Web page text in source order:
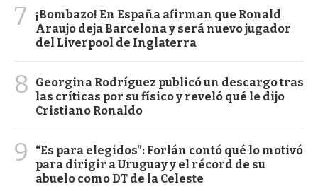
7
¡Bombazo! En España afirman que Ronald
Araujo deja Barcelona y será nuevo jugador
del Liverpool de Inglaterra
8
Georgina Rodríguez publicó un descargo tras
las críticas por su físico y reveló qué le dijo
Cristiano Ronaldo
9
“Es para elegidos”: Forlán contó qué lo motivó
para dirigir a Uruguay y el récord de su
abuelo como DT de la Celeste